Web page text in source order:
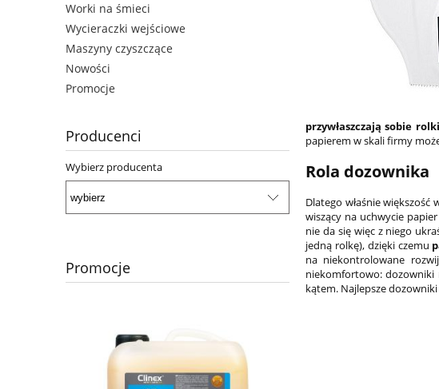
Worki na śmieci
Wycieraczki wejściowe
Maszyny czyszczące
Nowości
Promocje
Producenci
Wybierz producenta
Promocje
przywłaszczają sobie
papierem w skali firmy
Rola dozownika
Dlatego właśnie większość
wiszący na uchwycie
nie da się więc z niego
jedną rolkę), dzięki czemu
na niekontrolowane
niekomfortowo: dozowniki
kątem. Najlepsze